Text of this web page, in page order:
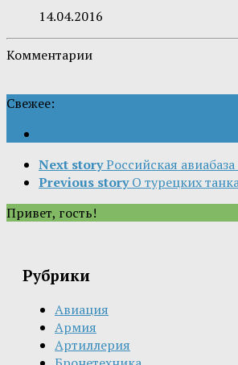
14.04.2016
Комментарии
Свежее:
Next storyРоссийская
Previous story О турецких
Привет, гость!
Рубрики
Авиация
Армия
Артиллерия